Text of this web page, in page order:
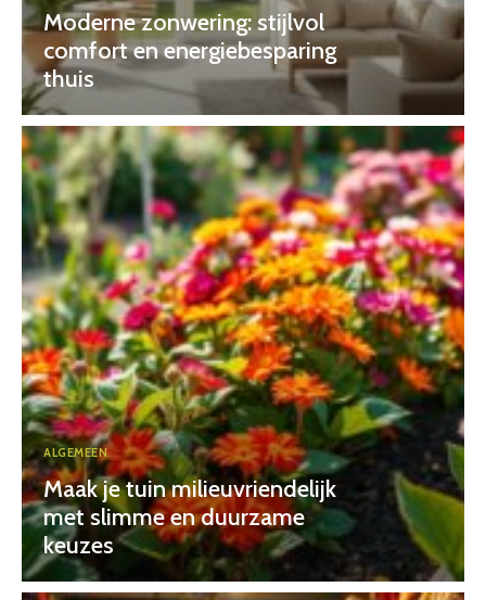
Moderne zonwering: stijlvol
comfort en energiebesparing
thuis
ALGEMEEN
Maak je tuin milieuvriendelijk
met slimme en duurzame
keuzes